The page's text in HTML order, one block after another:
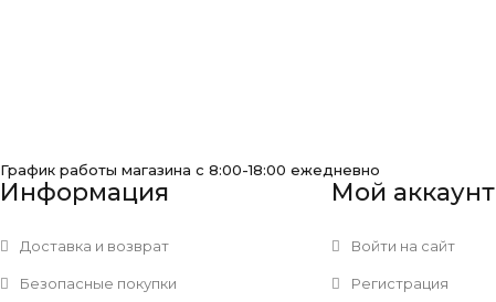
График работы магазина с 8:00-18:00 ежедневно
Информация
Доставка и возврат
Безопасные покупки
Мой аккаунт
Войти на сайт
Регистрация